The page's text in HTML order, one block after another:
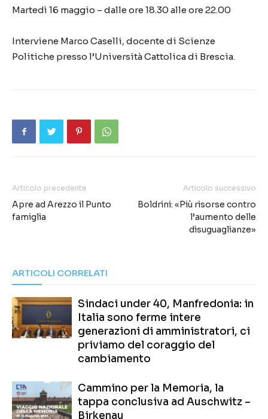
Martedì 16 maggio – dalle ore 18.30 alle ore 22.00
Interviene Marco Caselli, docente di Scienze
Politiche presso l’Università Cattolica di Brescia.
Articolo precedente
Apre ad Arezzo il Punto
famiglia
Articolo successivo
Boldrini: «Più risorse contro
l’aumento delle
disuguaglianze»
ARTICOLI CORRELATI
Sindaci under 40, Manfredonia: in
Italia sono ferme intere
generazioni di amministratori, ci
priviamo del coraggio del
cambiamento
Cammino per la Memoria, la
tappa conclusiva ad Auschwitz –
Birkenau